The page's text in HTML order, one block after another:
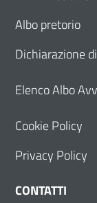
Albo pretorio
Dichiarazione
Elenco Albo
Cookie Policy
Privacy Policy
CONTATTI